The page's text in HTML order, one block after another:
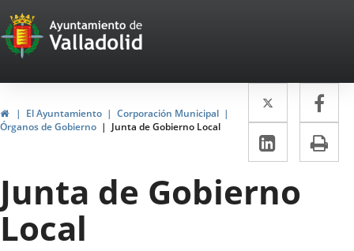
Portal
Web
del
Ayuntamiento
de
Valladolid
InicioEl Ayuntamiento
Corporación Municipal
Órganos de Gobierno
Junta de Gobierno Local
Twitter
Enlace
a
una
externa.
a
LinkedIn
Enlace
a
una
Junta de Gobierno
Local